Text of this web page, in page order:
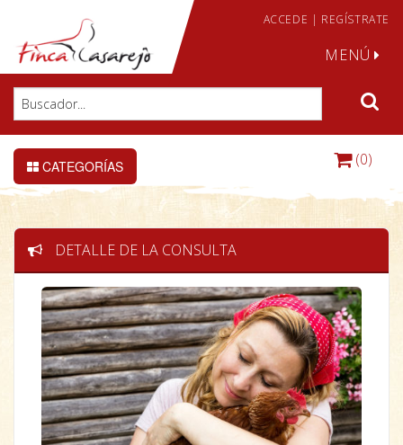
ACCEDE | REGÍSTRATE
MENÚ
CATEGORÍAS (0)
DETALLE DE LA CONSULTA